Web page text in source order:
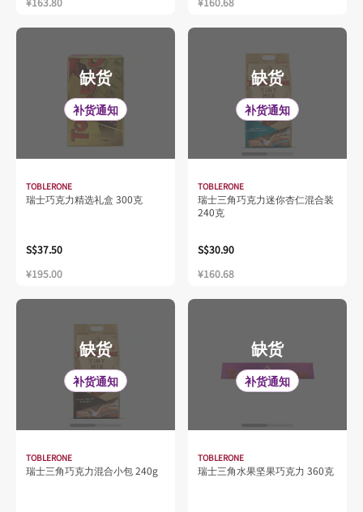
缺货
补货通知
TOBLERONE
瑞士巧克力精选礼盒 300克
S$37.50
¥195.00
缺货
补货通知
TOBLERONE
瑞士三角巧克力迷你杏仁混合装
240克
S$30.90
¥160.68
缺货
补货通知
TOBLERONE
瑞士三角巧克力混合小包 240g
缺货
补货通知
TOBLERONE
瑞士三角水果坚果巧克力 360克